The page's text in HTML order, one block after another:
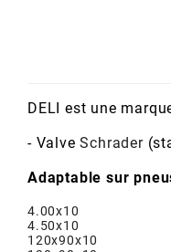
BON PLAN
CABLERIE
TRANSMISSION
ECLAIRAGE
AIRSAL
ALGI
DELI est une
- ValveSchrader
Adaptable sur
4.00x10
4.50x10
120x90x10